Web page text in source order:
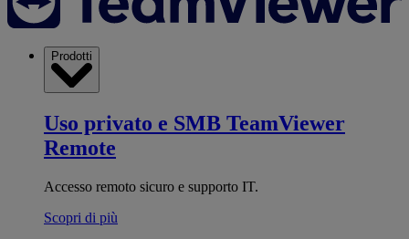
Prodotti
Uso privato e SMB TeamViewer
Remote
Accesso remoto sicuro e supporto IT.
Scopri di più